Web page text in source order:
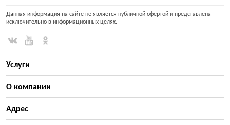
Данная информация на сайте не является публичной офертой и представлена
исключительно в информационных целях.
Услуги
О компании
Адрес